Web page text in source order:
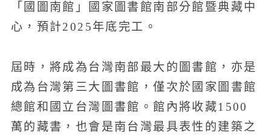
「國圖南館」國家圖書館南部分館暨典藏中
心，預計2025年底完工。
屆時，將成為台灣南部最大的圖書館，亦是
成為台灣第三大圖書館，僅次於國家圖書館
總館和國立台灣圖書館。館內將收藏1500
萬的藏書，也會是南台灣最具表性的建築之